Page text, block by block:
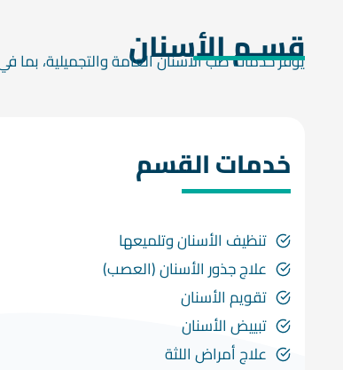
قسـم الأسنان
يوفر خدمات طب الأسنان العامة والتجميلية، بما
خدمات القسم
تنظيف الأسنان وتلميعها
علاج جذور الأسنان (العصب)
تقويم الأسنان
تبييض الأسنان
علاج أمراض اللثة